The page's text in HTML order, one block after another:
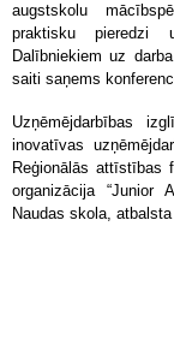
augstskolu
praktisku pieredzi
Dalībniekiem uz
saiti saņems
Uzņēmējdarbības
inovatīvas
Reģionālās attīstības
organizācija “Junior
Naudas skola,